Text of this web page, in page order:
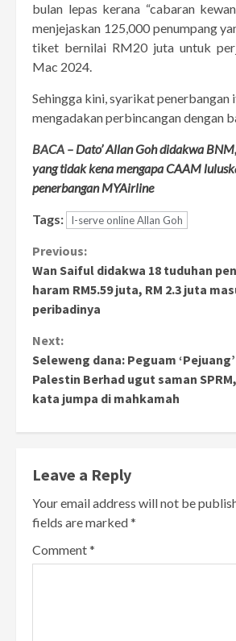
bulan lepas kerana “cabaran
menjejaskan 125,000 penumpang
tiket bernilai RM20 juta untuk
Mac 2024.
Sehingga kini, syarikat penerbangan
mengadakan perbincangan dengan
BACA – Dato’ Allan Goh didakwa
yang tidak kena mengapa CAAM
penerbangan MYAirline
Tags: I-serve online Allan Goh
Continue
Reading
Previous:
Wan Saiful didakwa 18 tuduhan
haram RM5.59 juta, RM 2.3 juta
peribadinya
Next:
Seleweng dana: Peguam
Palestin Berhad ugut saman
kata jumpa di mahkamah
Leave a Reply
Your email address will not be
fields are marked*
Comment*